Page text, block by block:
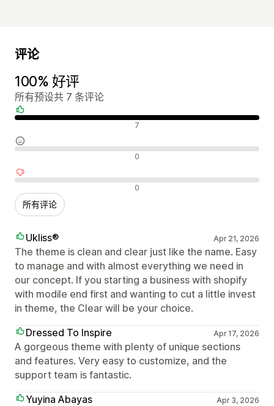
评论
100% 好评
所有预设共 7 条评论
好评 7
中评 0
差评 0
所有评论
Ukliss® Apr 21, 2026
The theme is clean and clear just like the name. Easy
to manage and with almost everything we need in
our concept. If you starting a business with shopify
with modile end first and wanting to cut a little invest
in theme, the Clear will be your choice.
Dressed To Inspire
Apr 17, 2026
A gorgeous theme with plenty of unique sections
and features. Very easy to customize, and the
support team is fantastic.
Yuyina Abayas
Apr 3, 2026